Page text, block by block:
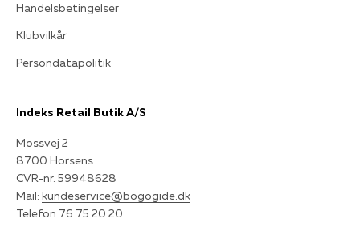
Handelsbetingelser
Klubvilkår
Persondatapolitik
Indeks Retail Butik A/S
Mossvej 2
8700 Horsens
CVR-nr. 59948628
Mail: kundeservice@bogogide.dk
Telefon 76 75 20 20